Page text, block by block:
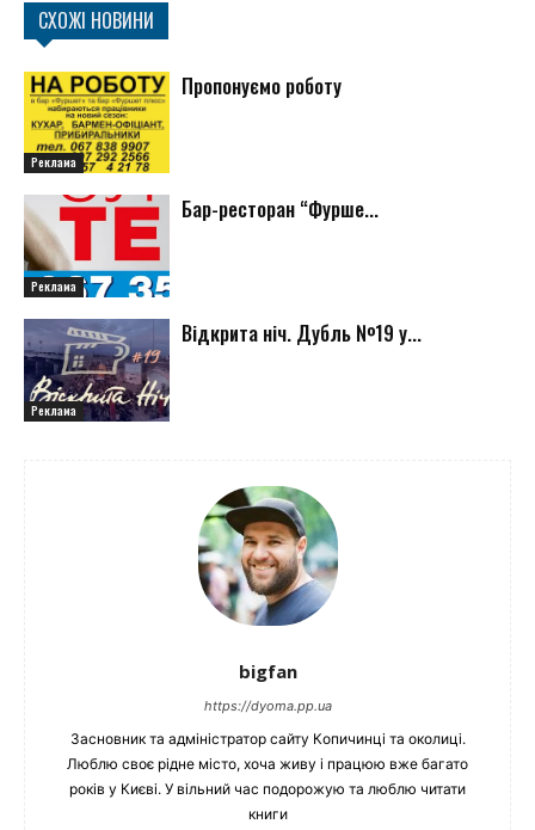
СХОЖІ НОВИНИ
Реклама
Пропонуємо роботу
Реклама
Бар-ресторан “Фурше...
Реклама
Відкрита ніч. Дубль №19 у...
bigfan
https://dyoma.pp.ua
Засновник та адміністратор сайту Копичинці та околиці.
Люблю своє рідне місто, хоча живу і працюю вже багато
років у Києві. У вільний час подорожую та люблю читати
книги